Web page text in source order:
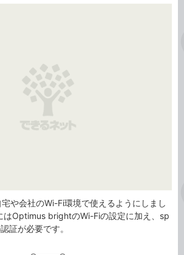
や会社のWi-Fi環境で使えるようにしまし
はOptimus brightのWi-Fiの設定に加え、sp
証が必要です。